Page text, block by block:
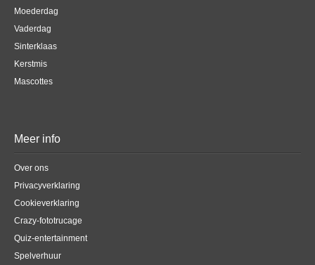
Moederdag
Vaderdag
Sinterklaas
Kerstmis
Mascottes
Meer info
Over ons
Privacyverklaring
Cookieverklaring
Crazy-fototrucage
Quiz-entertainment
Spelverhuur